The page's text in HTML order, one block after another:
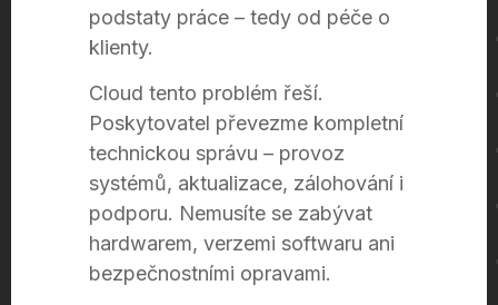
podstaty práce – tedy od péče o
klienty.
Cloud tento problém řeší.
Poskytovatel převezme kompletní
technickou správu – provoz
systémů, aktualizace, zálohování i
podporu. Nemusíte se zabývat
hardwarem, verzemi softwaru ani
bezpečnostními opravami.